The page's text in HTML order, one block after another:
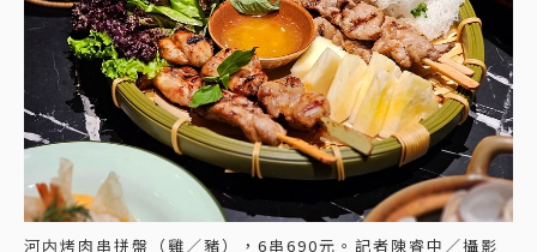
河内烤肉串拼盤（雞／豬），6串690元。記者陳睿中／攝影